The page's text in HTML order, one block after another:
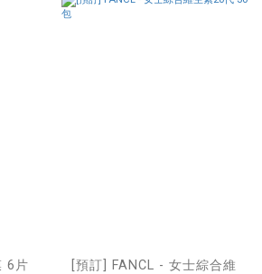
6片
[預訂] FANCL - 女士綜合維